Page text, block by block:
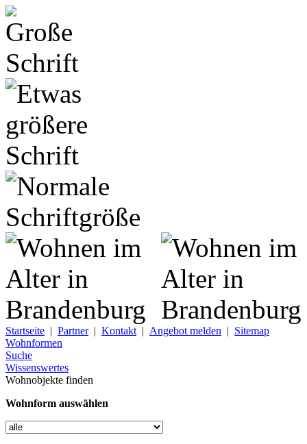
Startseite | Partner| Kontakt | Angebot melden | Sitemap
Wohnformen
Suche
Wissenswertes
Wohnobjekte finden
Wohnform auswählen